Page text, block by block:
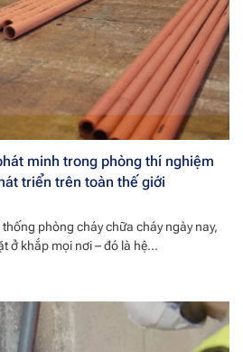
minh trong phòng thí nghiệm
triển trên toàn thế giới
phòng cháy chữa cháy ngày nay,
ở khắp mọi nơi – đó là hệ...